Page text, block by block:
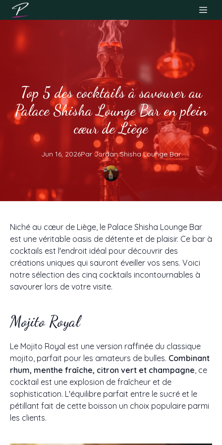
Top 5 des cocktails à savourer au
Palace Shisha Lounge Bar en plein
cœur de Liège
Jun 16, 2026Par Jordan Shisha Lounge Bar
Niché au cœur de Liège, le Palace Shisha Lounge Bar
est une véritable oasis de détente et de plaisir. Ce bar à
cocktails est l'endroit idéal pour découvrir des
créations uniques qui sauront éveiller vos sens. Voici
notre sélection des cinq cocktails incontournables à
savourer lors de votre visite.
Mojito Royal
Le Mojito Royal est une version raffinée du classique
mojito, parfait pour les amateurs de bulles. Combinant
rhum, menthe fraîche, citron vert et champagne, ce
cocktail est une explosion de fraîcheur et de
sophistication. L'équilibre parfait entre le sucré et le
pétillant fait de cette boisson un choix populaire parmi
les clients.